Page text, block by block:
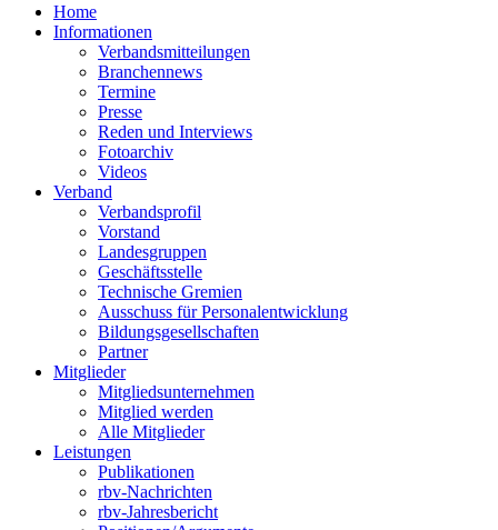
Home
Informationen
Verbandsmitteilungen
Branchennews
Termine
Presse
Reden und Interviews
Fotoarchiv
Videos
Verband
Verbandsprofil
Vorstand
Landesgruppen
Geschäftsstelle
Technische Gremien
Ausschuss für Personalentwicklung
Bildungsgesellschaften
Partner
Mitglieder
Mitgliedsunternehmen
Mitglied werden
Alle Mitglieder
Leistungen
Publikationen
rbv-Nachrichten
rbv-Jahresbericht